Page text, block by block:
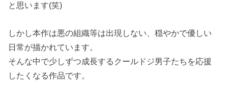
と思います(笑)
しかし本作は悪の組織等は出現しない、穏やかで優しい
日常が描かれています。
そんな中で少しずつ成長するクールドジ男子たちを応援
したくなる作品です。